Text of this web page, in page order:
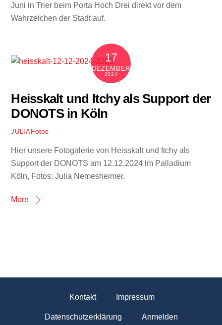
Juni in Trier beim Porta Hoch Drei direkt vor dem
Wahrzeichen der Stadt auf.
17
DEZEMBER
2024
Heisskalt und Itchy als Support der
DONOTS in Köln
JULIAFotos
Hier unsere Fotogalerie von Heisskalt und Itchy als
Support der DONOTS am 12.12.2024 im Palladium
Köln, Fotos: Julia Nemesheimer.
More
Kontakt Impressum
Datenschutzerklärung Anmelden